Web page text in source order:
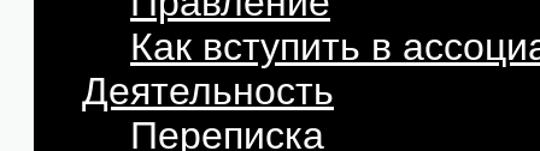
Как вступить в
Деятельность
Переписка